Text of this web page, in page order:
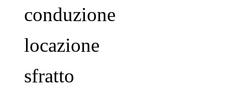
conduzione
locazione
sfratto